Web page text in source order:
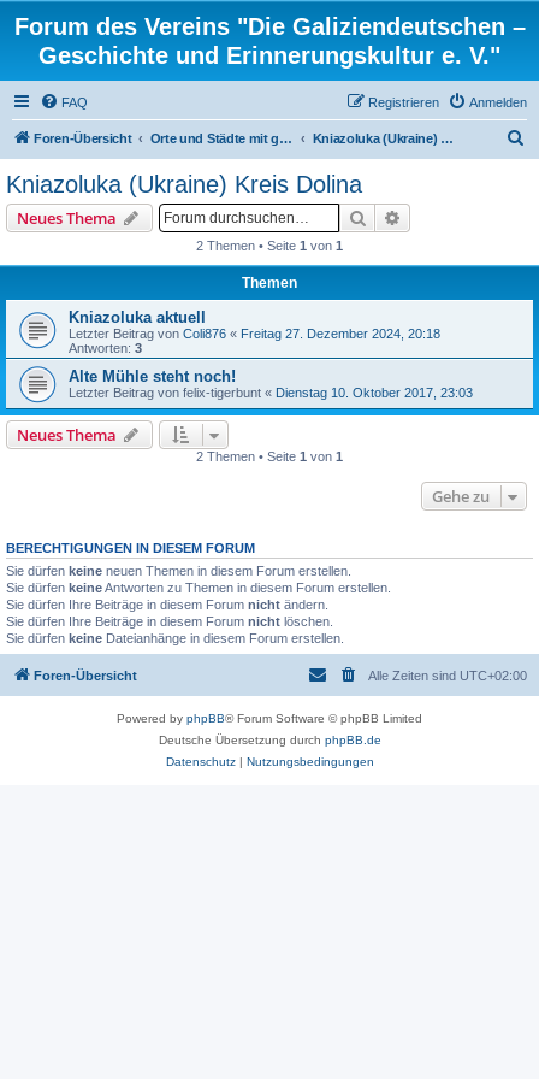
Forum des Vereins "Die Galiziendeutschen –
Geschichte und Erinnerungskultur e. V."
FAQ Anmelden
Registrieren
Foren-Übersicht Orte und Städte mit gemischten Konfessionen und ortsbezogene Familienforschung Kniazoluka (Ukraine) Kreis Dolina
Kniazoluka (Ukraine) Kreis Dolina
Neues Thema Suche
2 Themen • Seite 1 von 1
Themen
Kniazoluka aktuell
Letzter Beitrag von Coli876 « Freitag 27. Dezember 2024, 20:18
Antworten: 3
Alte Mühle steht noch!
Letzter Beitrag von felix-tigerbunt « Dienstag 10. Oktober 2017, 23:03
Neues Thema
2 Themen • Seite 1 von 1
Gehe zu
BERECHTIGUNGEN IN DIESEM FORUM
Sie dürfen keine neuen Themen in diesem Forum erstellen.
Sie dürfen keineAntworten zu Themen in diesem Forum erstellen.
Sie dürfen Ihre Beiträge in diesem Forum nicht ändern.
Sie dürfen Ihre Beiträge in diesem Forum nicht löschen.
Sie dürfen keine Dateianhänge in diesem Forum erstellen.
Foren-Übersicht Alle Zeiten sind UTC+02:00
Powered by phpBB® Forum Software © phpBB Limited
Deutsche Übersetzung durch phpBB.de
Datenschutz| Nutzungsbedingungen